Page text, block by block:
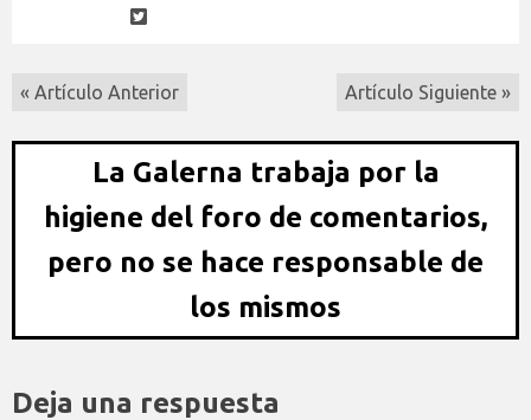
« Artículo Anterior Artículo Siguiente »
La Galerna trabaja por la
higiene del foro de comentarios,
pero no se hace responsable de
los mismos
Deja una respuesta